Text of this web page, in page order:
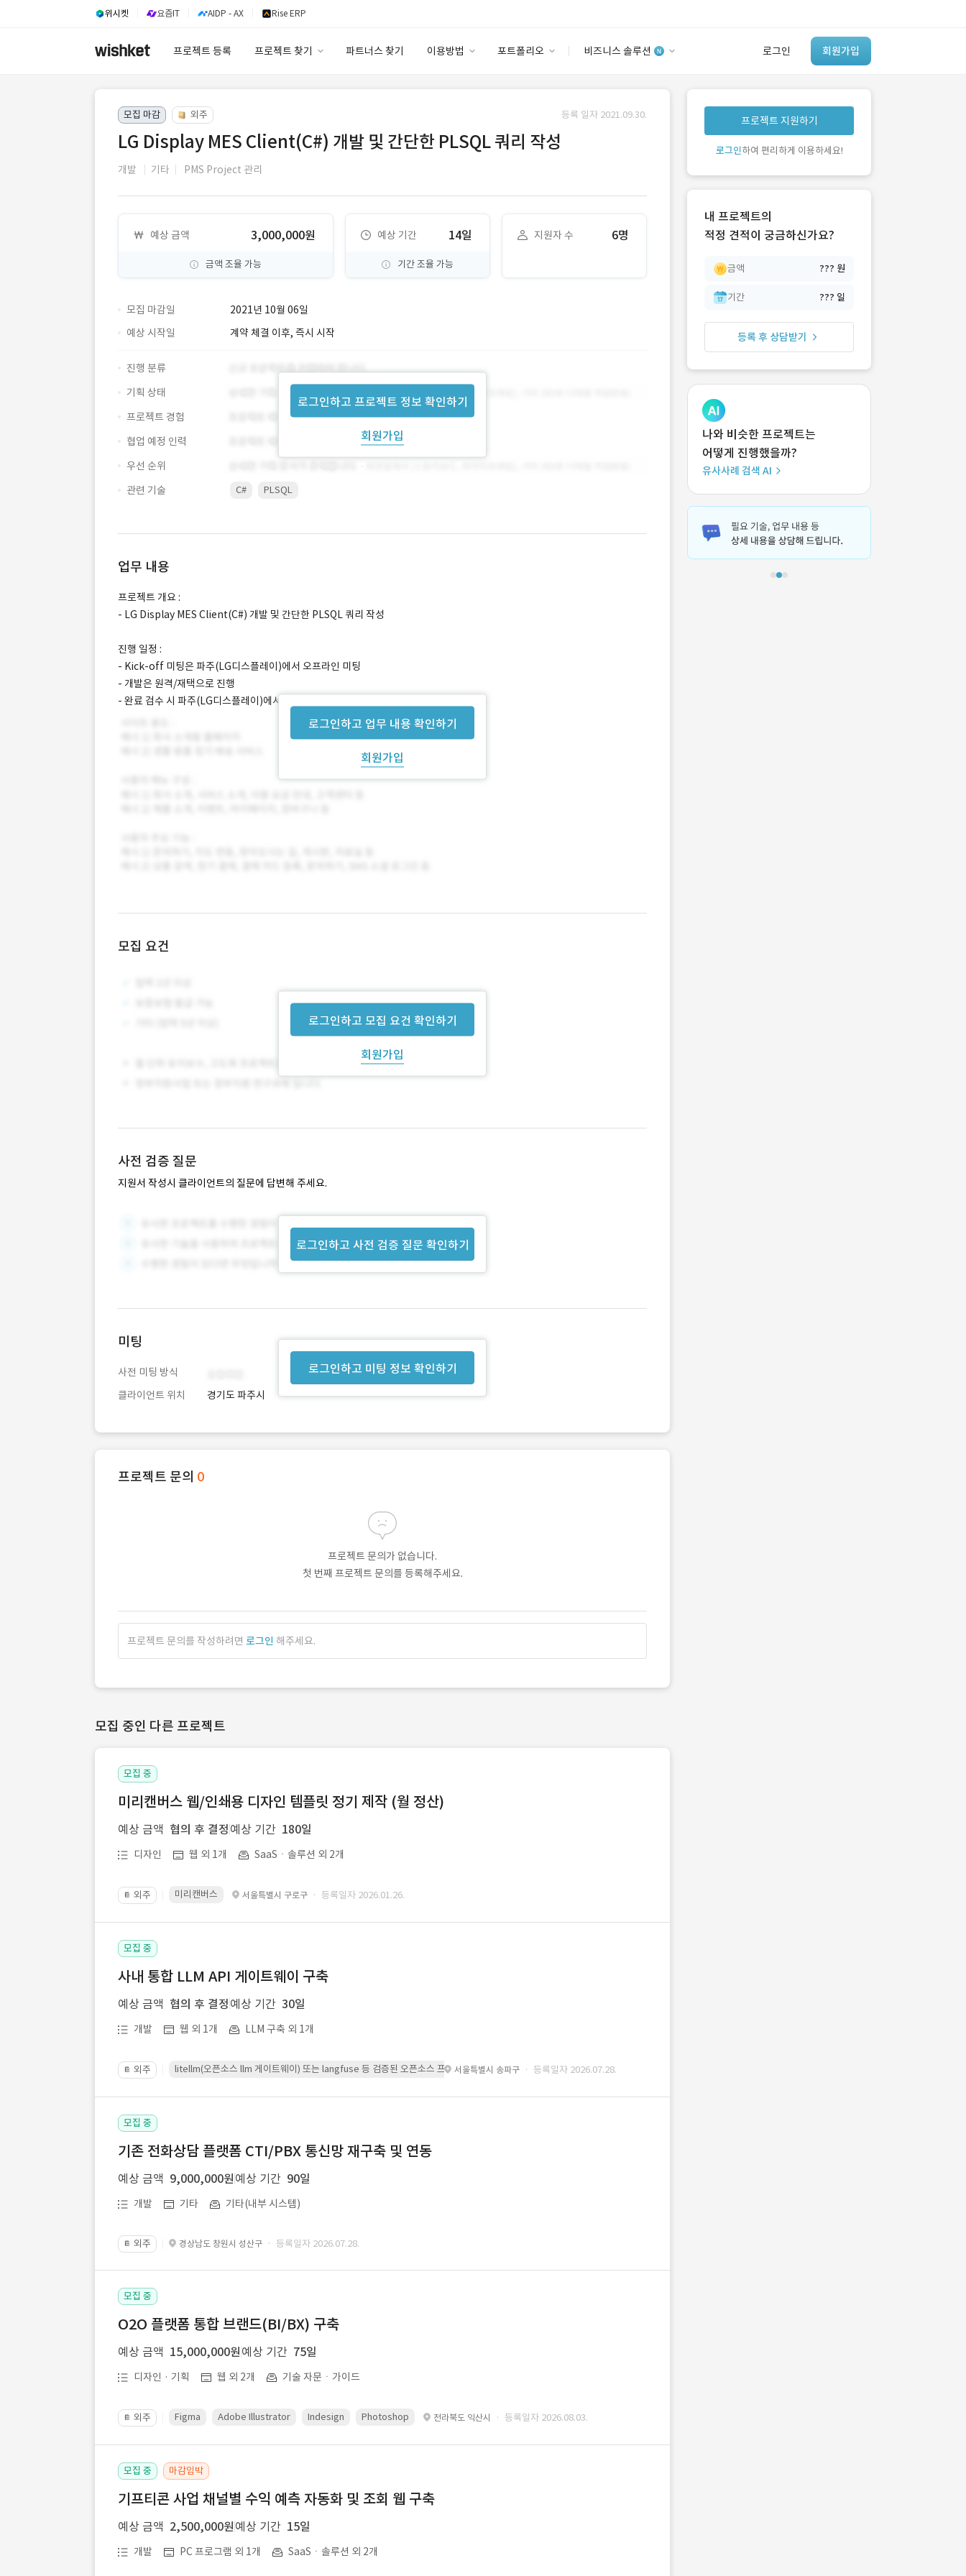
위시켓 요즘IT AIDP - AX Rise ERP
프로젝트 등록 프로젝트 찾기 파트너스 찾기 이용방법 포트폴리오 비즈니스 솔루션 로그인 회원가입
이용요금
고객센터
안심 코드 케어
유사사례 검색 AI
‘이런 거’ 만들어본
개발 회사 있어?
모집 마감 외주 등록 일자 2021.09.30.
LG Display MES Client(C#) 개발 및 간단한 PLSQL 쿼리 작성
개발 기타 PMS Project 관리
예상 금액 3,000,000원
금액 조율 가능
예상 기간 14일
기간 조율 가능
지원자 수 6명
모집 마감일 2021년 10월 06일
로그인하고 프로젝트 정보 확인하기
회원가입
예상 시작일 계약 체결 이후, 즉시 시작
진행 분류
기획 상태
프로젝트 경험
협업 예정 인력
우선 순위
관련 기술
C# PLSQL
업무 내용
로그인하고 업무 내용 확인하기
회원가입
프로젝트 개요 :
- LG Display MES Client(C#) 개발 및 간단한 PLSQL 쿼리 작성
진행 일정 :
- Kick-off 미팅은 파주(LG디스플레이)에서 오프라인 미팅
- 개발은 원격/재택으로 진행
- 완료 검수 시 파주(LG디스플레이)에서 오프라인 미팅
모집 요건
로그인하고 모집 요건 확인하기
회원가입
사전 검증 질문
지원서 작성시 클라이언트의 질문에 답변해 주세요.
로그인하고 사전 검증 질문 확인하기
로그인하고 미팅 정보 확인하기
미팅
사전 미팅 방식
클라이언트 위치
경기도 파주시
프로젝트 문의 0
프로젝트 문의가 없습니다.
첫 번째 프로젝트 문의를 등록해주세요.
프로젝트 문의를 작성하려면 로그인 해주세요.
모집 중인 다른 프로젝트
모집 중
미리캔버스 웹/인쇄용 디자인 템플릿 정기 제작 (월 정산)
예상 금액 협의 후 결정 예상 기간 180일
디자인 웹 외 1개 SaaSㆍ솔루션 외 2개
📔 외주 미리캔버스 서울특별시 구로구 · 등록일자 2026.01.26.
모집 중
사내 통합 LLM API 게이트웨이 구축
예상 금액 협의 후 결정 예상 기간 30일
개발 웹 외 1개 LLM 구축 외 1개
📔 외주 litellm(오픈소스 llm 게이트웨이) 또는 langfuse 등 검증된 오픈소스 프레임워크를 기반으로 시스템을 구축
서울특별시 송파구 · 등록일자 2026.07.28.
모집 중
기존 전화상담 플랫폼 CTI/PBX 통신망 재구축 및 연동
예상 금액 9,000,000원 예상 기간 90일
개발 기타 기타(내부 시스템)
📔 외주 경상남도 창원시 성산구 · 등록일자 2026.07.28.
모집 중
O2O 플랫폼 통합 브랜드(BI/BX) 구축
예상 금액 15,000,000원 예상 기간 75일
디자인 · 기획 웹 외 2개 기술 자문ㆍ가이드
📔 외주 Figma Adobe Illustrator Indesign Photoshop 전라북도 익산시 · 등록일자 2026.08.03.
모집 중 마감임박
기프티콘 사업 채널별 수익 예측 자동화 및 조회 웹 구축
예상 금액 2,500,000원 예상 기간 15일
개발 PC 프로그램 외 1개 SaaSㆍ솔루션 외 2개
프로젝트 지원하기
로그인하여 편리하게 이용하세요!
내 프로젝트의
적정 견적이 궁금하신가요?
금액 ??? 원
기간 ??? 일
등록 후 상담받기
나와 비슷한 프로젝트는
어떻게 진행했을까?
유사사례 검색 AI